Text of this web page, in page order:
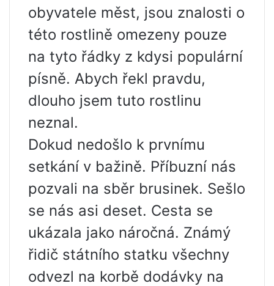
obyvatele měst, jsou znalosti o
této rostlině omezeny pouze
na tyto řádky z kdysi populární
písně. Abych řekl pravdu,
dlouho jsem tuto rostlinu
neznal.
Dokud nedošlo k prvnímu
setkání v bažině. Příbuzní nás
pozvali na sběr brusinek. Sešlo
se nás asi deset. Cesta se
ukázala jako náročná. Známý
řidič státního statku všechny
odvezl na korbě dodávky na